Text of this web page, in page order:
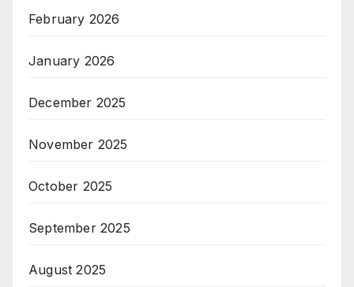
February 2026
January 2026
December 2025
November 2025
October 2025
September 2025
August 2025